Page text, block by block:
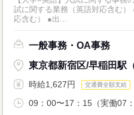
試に関する業務（英語対応含む
応含む） ●出...
一般事務・OA事務
東京都新宿区/早稲田駅
時給1,627円 交通費全額支給
09：00〜17：15（実働07